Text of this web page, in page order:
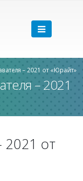
– 2021 от «Юрайт»
– 2021
2021 от